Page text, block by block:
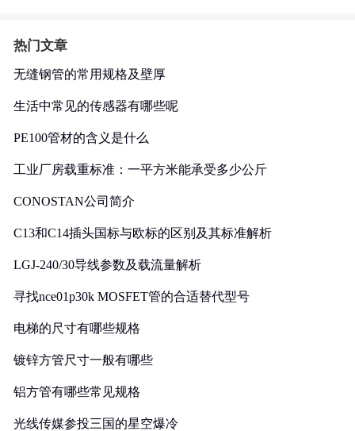
热门文章
无缝钢管的常用规格及壁厚
生活中常见的传感器有哪些呢
PE100管材的含义是什么
工业厂房载重标准：一平方米能承受多少公斤
CONOSTAN公司简介
C13和C14插头国标与欧标的区别及其标准解析
LGJ-240/30导线参数及载流量解析
寻找nce01p30k MOSFET管的合适替代型号
电梯的尺寸有哪些规格
镀锌方管尺寸一般有哪些
铝方管有哪些常见规格
光线传媒参投三国的星空爆冷